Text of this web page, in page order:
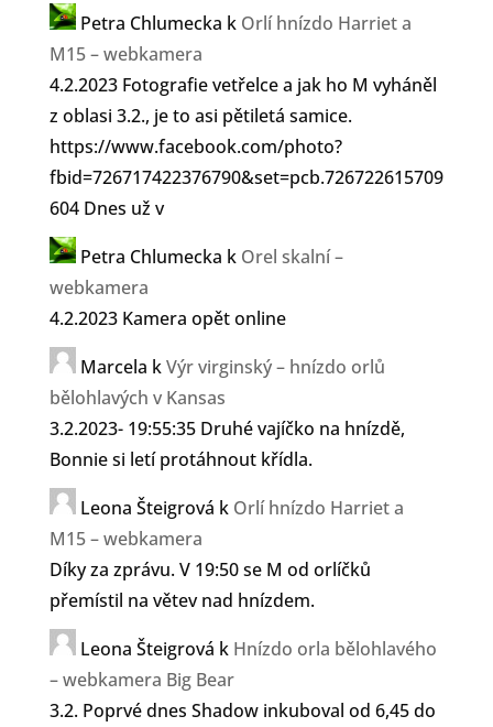
Petra Chlumecka k Orlí hnízdo Harriet a
M15 – webkamera
4.2.2023 Fotografie vetřelce a jak ho M vyháněl
z oblasi 3.2., je to asi pětiletá samice.
https://www.facebook.com/photo?
fbid=726717422376790&set=pcb.726722615709
604 Dnes už v
Petra Chlumecka k Orel skalní –
webkamera
4.2.2023 Kamera opět online
Marcela kVýr virginský – hnízdo orlů
bělohlavých v Kansas
3.2.2023- 19:55:35 Druhé vajíčko na hnízdě,
Bonnie si letí protáhnout křídla.
Leona Šteigrová k Orlí hnízdo Harriet a
M15 – webkamera
Díky za zprávu. V 19:50 se M od orlíčků
přemístil na větev nad hnízdem.
Leona Šteigrová k Hnízdo orla bělohlavého
– webkamera Big Bear
3.2. Poprvé dnes Shadow inkuboval od 6,45 do